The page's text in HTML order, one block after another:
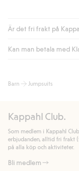
Är det fri frakt på
Är du medlem i
automatik efter du
handlar för.
Läs mer
Kan man betala med
bland annat faktura
allmänna villkor.
Läs mer
Barn Jumpsuits
Kappahl Club.
Som medlem i Kappahl
erbjudanden, alltid fri frakt
på alla köp och aktiviteter.
Bli medlem